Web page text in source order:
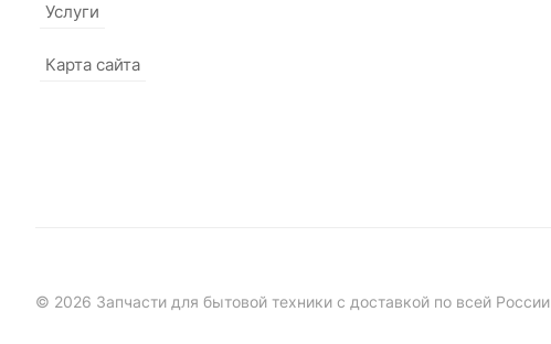
Услуги
Карта сайта
© 2026 Запчасти для бытовой техники с доставкой по всей России